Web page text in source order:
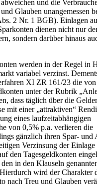
und die
Glauben unangemessen
2 Nr. 1 BGB). Einlagen
dienen nicht nur
sondern darüber hinaus
werden in der Regel in
variabel verzinst.
XI ZR 161/23 die
unter der Rubrik
dass täglich über die
mit einer „attraktiven“
eines laufzeitabhängigen
von 0,5% p.a. verlieren die
gänzlich ihren Spar- und
Verzinsung der
den Tagesgeldkonten
in den Klauseln
wird der Charakter
nach Treu und Glauben